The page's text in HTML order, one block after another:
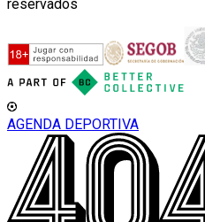
reservados
AGENDA DEPORTIVA